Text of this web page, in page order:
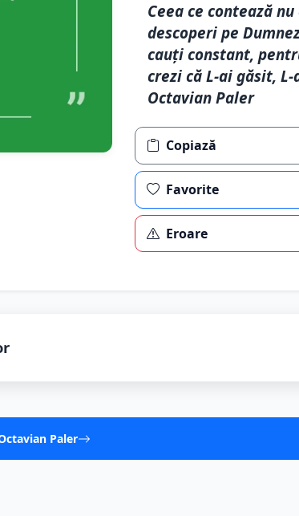
Ceea ce contează nu
descoperi pe
cauți constant,
crezi că L-ai găsit,
Octavian Paler
Copiază
Favorite
Eroare
Paler